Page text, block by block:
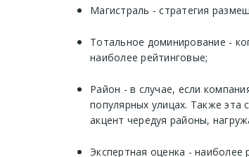
Магистраль - стратегия
Тотальное доминирование -
наиболее рейтинговые;
Район - в случае, если
популярных улицах. Также
акцент чередуя районы,
Экспертная оценка - наиболее